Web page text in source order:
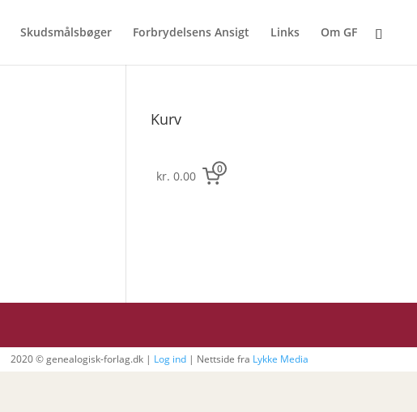
Skudsmålsbøger Forbrydelsens Ansigt Links Om GF
Kurv
kr. 0.00 0
2020 © genealogisk-forlag.dk | Log ind| Nettside fra Lykke Media